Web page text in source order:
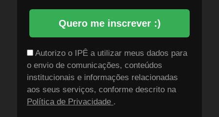
Quero me inscrever :)
Autorizo o IPÊ a utilizar meus dados para
o envio de comunicações, conteúdos
institucionais e informações relacionadas
aos seus serviços, conforme descrito na
Política de Privacidade .